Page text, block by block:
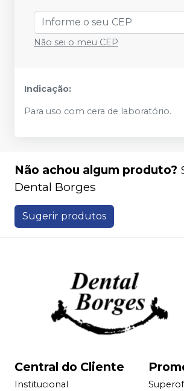
Não sei o meu CEP
Indicação:
Para uso com cera de laboratório.
Não achou algum produto?
Dental Borges
Sugerir produtos
Central do Cliente
Institucional